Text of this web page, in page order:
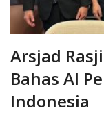
Arsjad
Bahas AI
Indonesia